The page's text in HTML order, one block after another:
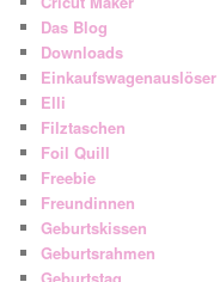
Das Blog
Downloads
Einkaufswagenauslöser
Elli
Filztaschen
Foil Quill
Freebie
Freundinnen
Geburtskissen
Geburtsrahmen
Geburtstag